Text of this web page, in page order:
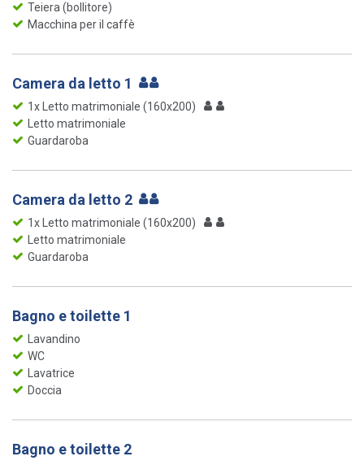
Teiera (bollitore)
Macchina per il caffè
Camera da letto 1
1x Letto matrimoniale (160x200)
Letto matrimoniale
Guardaroba
Camera da letto 2
1x Letto matrimoniale (160x200)
Letto matrimoniale
Guardaroba
Bagno e toilette 1
Lavandino
WC
Lavatrice
Doccia
Bagno e toilette 2